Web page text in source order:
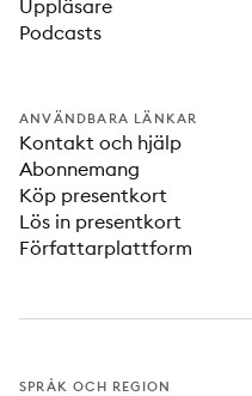
Uppläsare
Podcasts
ANVÄNDBARA LÄNKAR
Kontakt och hjälp
Abonnemang
Köp presentkort
Lös in presentkort
Författarplattform
SPRÅK OCH REGION